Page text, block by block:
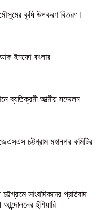
কৃষি উপকরণ বিতরণ।
ইনফো বাংলার
ব্যতিক্রমী আত্মীয় সম্মেলন
চট্টগ্রাম মহানগর কমিটির
সাংবাদিকদের প্রতিবাদ
হুঁশিয়ারি